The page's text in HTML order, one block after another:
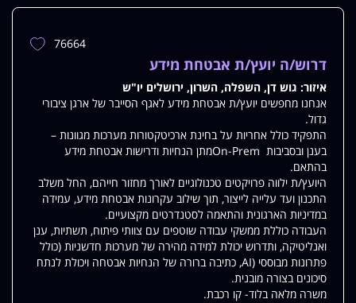
הוספת
76664
דרוש/ה יועץ/ת אבטחת מידע
איזור: גוש דן, השפלה, השרון, ירושלים יו"ש
אנחנו מחפשים יועץ/ת אבטחת מידע לאגף הסייבר של ארגן ציבורי
גדול.
התפקיד כולל אחריות על בחינת ארכיטקטורות מערכות מגוונות –
בענן ובסביבות On-Premמתן הנחיות ודרישות אבטחת מידע
בהתאם.
היועץ/ת ילווה פרויקטים טכנולוגיים לאורך מחזור חייהם, החל משלב
התכנון ועד עלייה לייצור, תוך שילוב עקרונות אבטחת מידע, עמידה
במדיניות הארגונית והתאמה לסטנדרטים מקצועיים.
העבודה כוללת ממשקי עבודה שוטפים עם צוותי פיתוח, תשתיות, ענן
ואנליטיקה, ותדרוש יכולת למידה מהירה של מערכות חדשניות (כולל
פתרונות מבוססי (AI, כתיבה ברורה של הנחיות אבטחה ויכולת לנתח
סיכונים בצורה מובנית.
משרה מלאה בלוד- קו רכבת.